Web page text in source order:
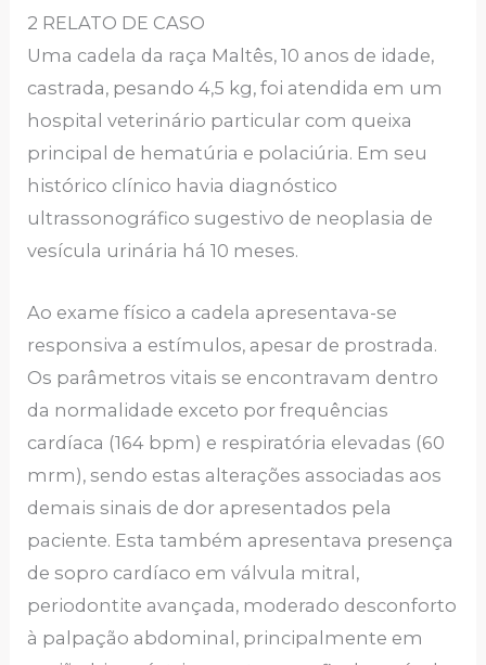
2 RELATO DE CASO
Uma cadela da raça Maltês, 10 anos de idade,
castrada, pesando 4,5 kg, foi atendida em um
hospital veterinário particular com queixa
principal de hematúria e polaciúria. Em seu
histórico clínico havia diagnóstico
ultrassonográfico sugestivo de neoplasia de
vesícula urinária há 10 meses.
Ao exame físico a cadela apresentava-se
responsiva a estímulos, apesar de prostrada.
Os parâmetros vitais se encontravam dentro
da normalidade exceto por frequências
cardíaca (164 bpm) e respiratória elevadas (60
mrm), sendo estas alterações associadas aos
demais sinais de dor apresentados pela
paciente. Esta também apresentava presença
de sopro cardíaco em válvula mitral,
periodontite avançada, moderado desconforto
à palpação abdominal, principalmente em